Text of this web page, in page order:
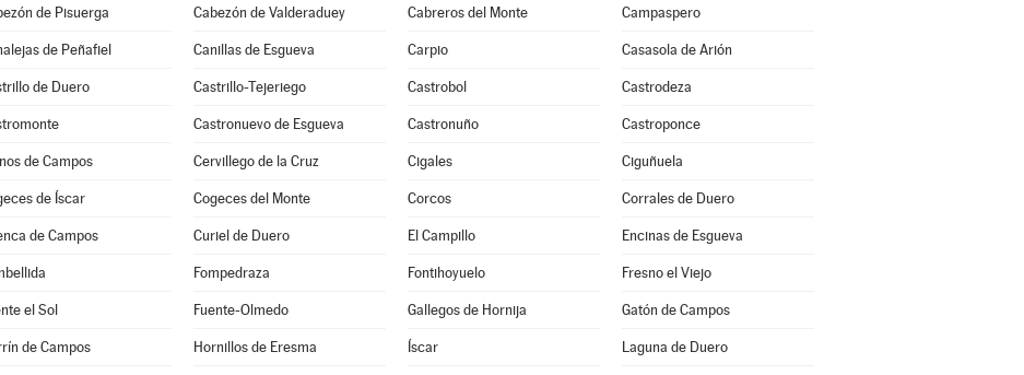
de Pisuerga Cabezón de Valderaduey Cabreros del Monte Campaspero
de Peñafiel Canillas de Esgueva Carpio Casasola de Arión
de Duero Castrillo-Tejeriego Castrobol Castrodeza
Castronuevo de Esgueva Castronuño Castroponce
de Campos Cervillego de la Cruz Cigales Ciguñuela
de Íscar Cogeces del Monte Corcos Corrales de Duero
de Campos Curiel de Duero El Campillo Encinas de Esgueva
Fompedraza Fontihoyuelo Fresno el Viejo
el Sol Fuente-Olmedo Gallegos de Hornija Gatón de Campos
de Campos Hornillos de Eresma Íscar Laguna de Duero